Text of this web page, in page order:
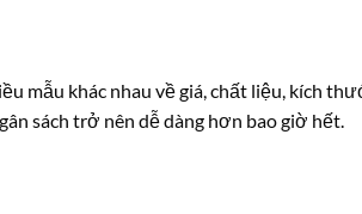
mẫu khác nhau về giá, chất liệu, kích
sách trở nên dễ dàng hơn bao giờ hết.